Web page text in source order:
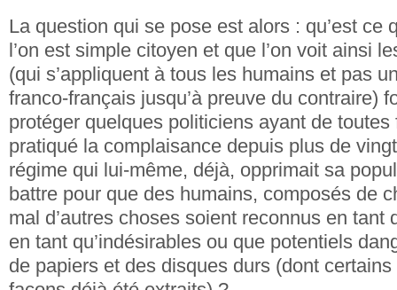
La question qui se pose est alors : qu’est ce
l’on est simple citoyen et que l’on voit ainsi
(qui s’appliquent à tous les humains et pas
franco-français jusqu’à preuve du contraire)
protéger quelques politiciens ayant de
pratiqué la complaisance depuis plus de
régime qui lui-même, déjà, opprimait sa
battre pour que des humains, composés de
mal d’autres choses soient reconnus en tant
en tant qu’indésirables ou que potentiels
de papiers et des disques durs (dont